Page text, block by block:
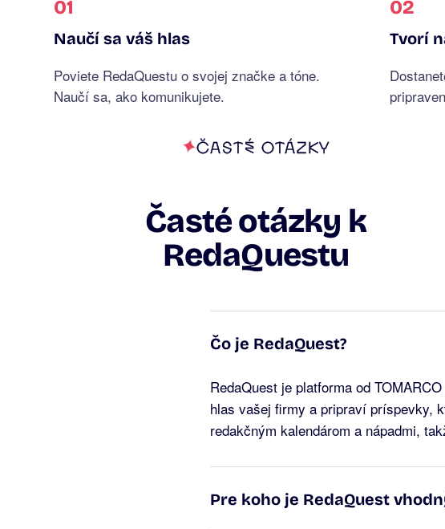
01
Naučí sa váš hlas
Poviete RedaQuestu o svojej značke a tóne.
Naučí sa, ako komunikujete.
02
Tvorí
ČASTÉ OTÁZKY
Časté otázky k
RedaQuestu
Čo je RedaQuest?
RedaQuest je platforma od
hlas vašej firmy a pripraví príspevky,
redakčným kalendárom a nápadmi,
Pre koho je RedaQuest